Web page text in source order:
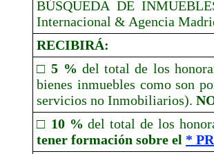
BÚSQUEDA DE
Internacional & Agencia
RECIBIRÁ:
□ 5 % del total de los
bienes inmuebles como son
servicios no Inmobiliarios).
□ 10 % del total de los
tener formación sobre el *